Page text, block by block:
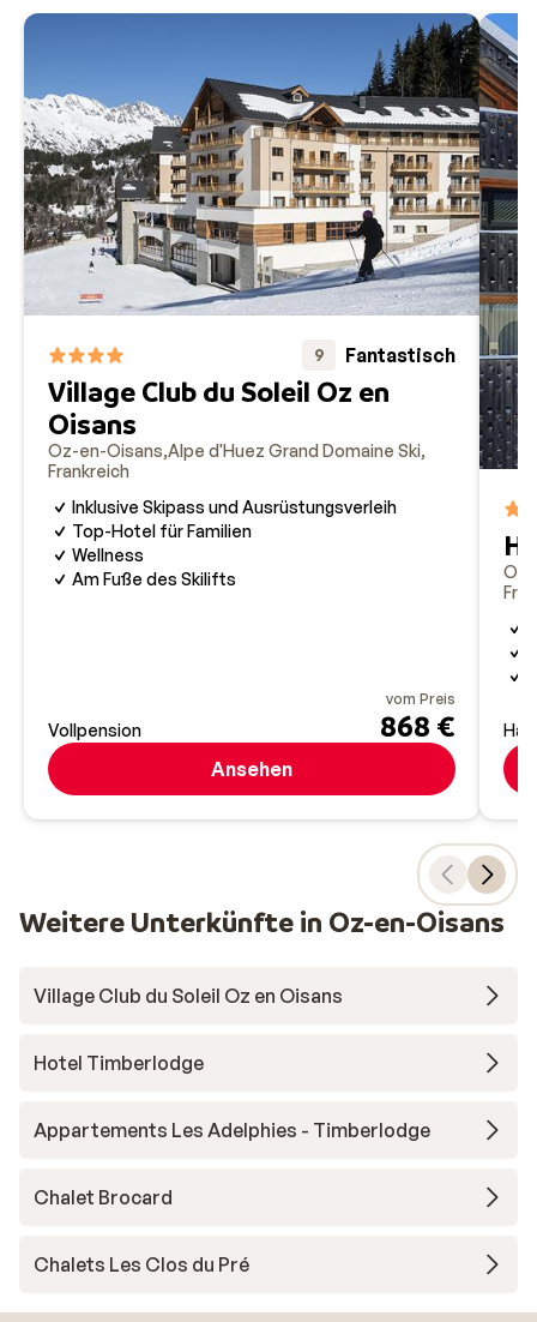
9 Fantastisch
Village Club du Soleil Oz en
Oisans
Oz-en-Oisans Alpe d'Huez Grand Domaine Ski
Frankreich
Inklusive Skipass und Ausrüstungsverleih
Top-Hotel für Familien
Wellness
Am Fuße des Skilifts
Vollpension
vom Preis
868 €
Ansehen
Weitere Unterkünfte in Oz-en-Oisans
Village Club du Soleil Oz en Oisans
Hotel Timberlodge
Appartements Les Adelphies - Timberlodge
Chalet Brocard
Chalets Les Clos du Pré